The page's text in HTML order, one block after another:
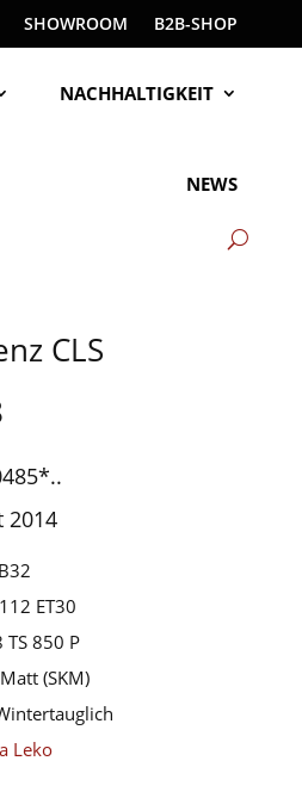
SHOWROOM B2B-SHOP
NACHHALTIGKEIT
NEWS
CLS
2014
ET30
850 P
(SKM)
Leko